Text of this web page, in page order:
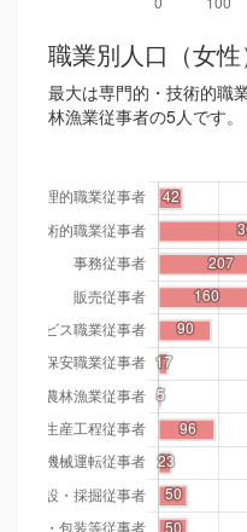
職業別人口（女性
最大は専門的・技術的職
林漁業従事者の5人です。